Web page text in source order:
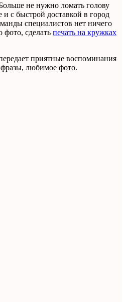
не нужно ломать голову
с быстрой доставкой в город
специалистов нет ничего
сделать печать на кружках
приятные воспоминания
любимое фото.